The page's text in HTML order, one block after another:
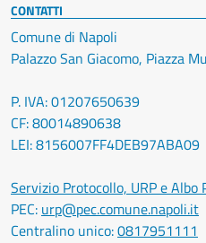
CONTATTI
Comune di Napoli
Palazzo San Giacomo, Piazza
P. IVA: 01207650639
CF: 80014890638
LEI: 8156007FF4DEB97ABA09
Servizio Protocollo, URP e Albo
PEC: urp@pec.comune.napoli.it
Centralino unico:0817951111